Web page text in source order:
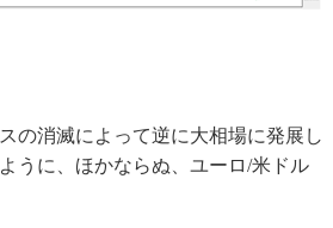
の消滅によって逆に大相場に発展し
うに、ほかならぬ、ユーロ/米ドル